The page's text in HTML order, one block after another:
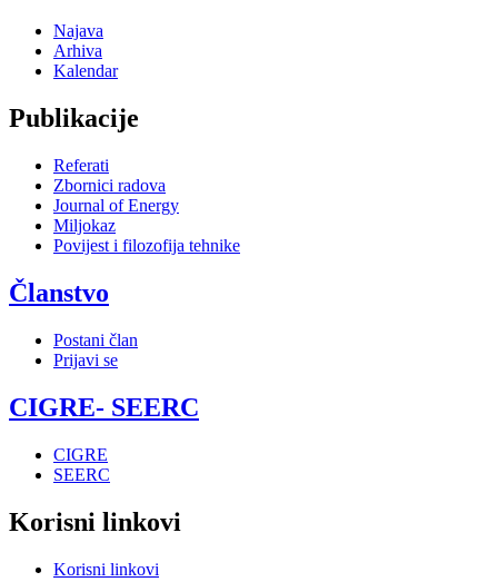
Najava
Arhiva
Kalendar
Publikacije
Referati
Zbornici radova
Journal of Energy
Miljokaz
Povijest i filozofija tehnike
Članstvo
Postani član
Prijavi se
CIGRE- SEERC
CIGRE
SEERC
Korisni linkovi
Korisni linkovi